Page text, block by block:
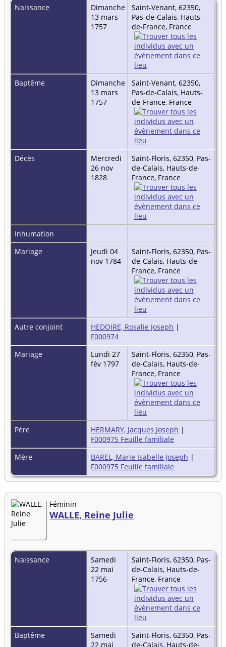
Naissance
Dimanche
13 mars
1757
Saint-Venant, 62350,
Pas-de-Calais, Hauts-
de-France, France
Baptême
Dimanche
13 mars
1757
Saint-Venant, 62350,
Pas-de-Calais, Hauts-
de-France, France
Décès
Mercredi
26 nov
1828
Saint-Floris, 62350, Pas-
de-Calais, Hauts-de-
France, France
Inhumation
Mariage
Jeudi 04
nov 1784
Saint-Floris, 62350, Pas-
de-Calais, Hauts-de-
France, France
Autre conjoint HEDOIRE, Rosalie Joseph |
F000974
Mariage
Lundi 27
fév 1797
Saint-Floris, 62350, Pas-
de-Calais, Hauts-de-
France, France
Père HERMARY, Jacques Joseph |
F000975 Feuille familiale
Mère
BAREL, Marie Isabelle Joseph |
F000975 Feuille familiale
Féminin
WALLE, Reine Julie
Naissance
Samedi
22 mai
1756
Saint-Floris, 62350, Pas-
de-Calais, Hauts-de-
France, France
Baptême
Samedi
22 mai
Saint-Floris, 62350, Pas-
de-Calais, Hauts-de-